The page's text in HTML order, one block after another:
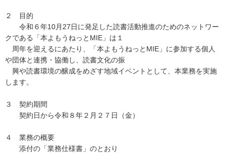
２ 目的
令和６年10月27日に発足した読書活動推進のためのネットワー
クである「本よもうねっとMIE」は１
周年を迎えるにあたり、「本よもうねっとMIE」に参加する個人
や団体と連携・協働し、読書文化の振
興や読書環境の醸成をめざす地域イベントとして、本業務を実施
します。
３ 契約期間
契約日から令和８年２月２７日（金）
４ 業務の概要
添付の「業務仕様書」のとおり